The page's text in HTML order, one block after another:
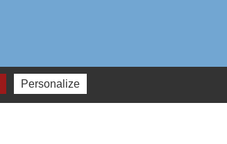
Personalize